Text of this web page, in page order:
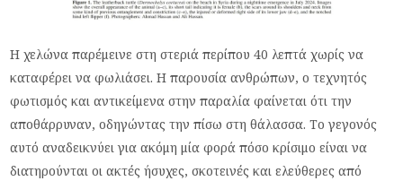
Η χελώνα παρέμεινε στη στεριά περίπου 40 λεπτά χωρίς να
καταφέρει να φωλιάσει. Η παρουσία ανθρώπων, ο τεχνητός
φωτισμός και αντικείμενα στην παραλία φαίνεται ότι την
αποθάρρυναν, οδηγώντας την πίσω στη θάλασσα. Το γεγονός
αυτό αναδεικνύει για ακόμη μία φορά πόσο κρίσιμο είναι να
διατηρούνται οι ακτές ήσυχες, σκοτεινές και ελεύθερες από